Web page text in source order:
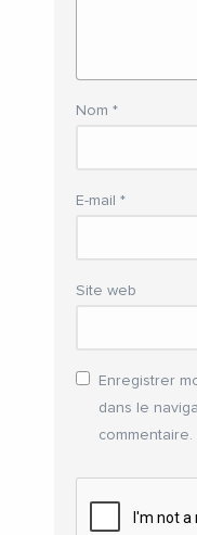
Nom *
E-mail *
Site web
Enregistrer
dans le
commentaire.